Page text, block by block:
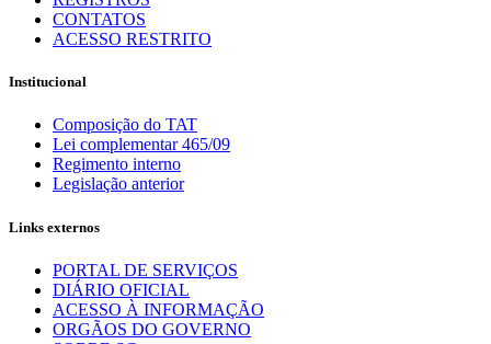
CONTATOS
ACESSO RESTRITO
Institucional
Composição do TAT
Lei complementar 465/09
Regimento interno
Legislação anterior
Links externos
PORTAL DE SERVIÇOS
DIÁRIO OFICIAL
ACESSO À INFORMAÇÃO
ORGÃOS DO GOVERNO